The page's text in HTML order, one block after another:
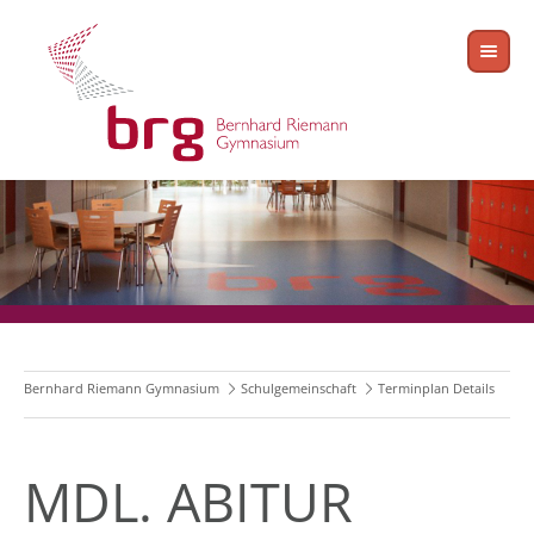
Bernhard Riemann Gymnasium Schulgemeinschaft Terminplan Details
MDL. ABITUR